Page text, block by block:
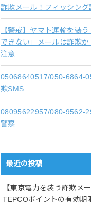
詐欺メール！フィッシング
【警戒】ヤマト運輸を装
できない」メールは詐欺
注意
05068640517/050-6864-
欺SMS
08095622957/080-9562-
警察
最近の投稿
【東京電力を装う詐欺メ
TEPCOポイントの有効期